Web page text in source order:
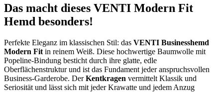
Das macht dieses VENTI Modern Fit
Hemd besonders!
Perfekte Eleganz im klassischen Stil: das VENTI Businesshemd
Modern Fit in reinem Weiß. Diese hochwertige Baumwolle mit
Popeline-Bindung besticht durch ihre glatte, edle
Oberflächenstruktur und ist das Fundament jeder anspruchsvollen
Business-Garderobe. DerKentkragen vermittelt Klassik und
Seriosität und lässt sich mit jeder Krawatte und jedem Anzug